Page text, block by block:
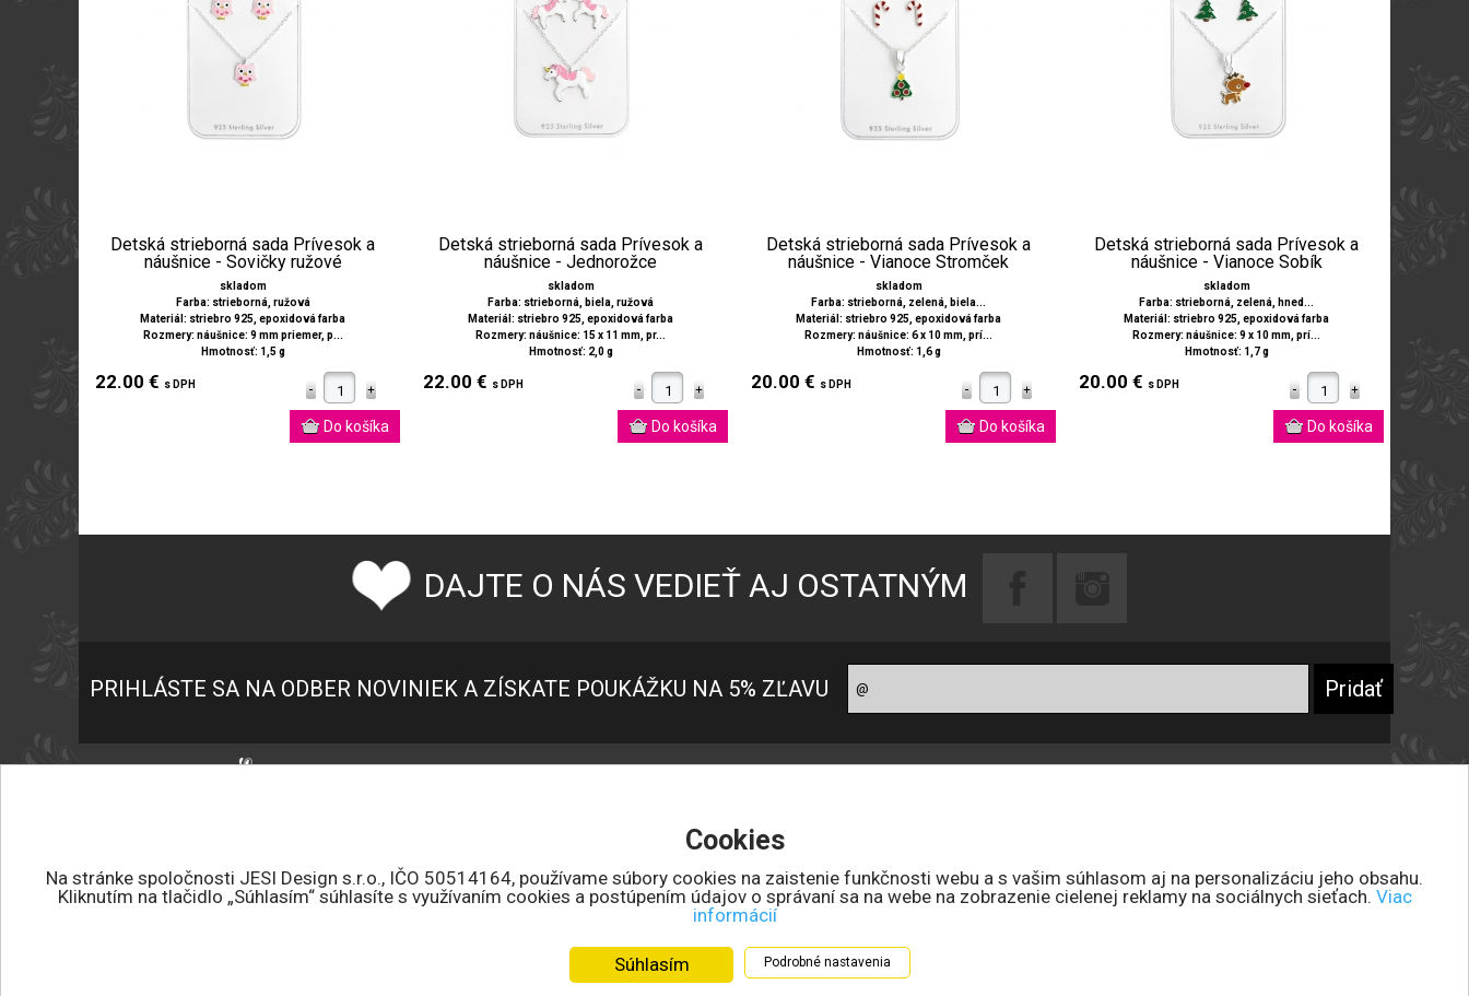
Cookies
Na stránke spoločnosti JESI Design s.r.o., IČO 50514164, používame súbory cookies na zaistenie funkčnosti webu a s vašim súhlasom aj na personalizáciu jeho obsahu.
Kliknutím na tlačidlo „Súhlasím“ súhlasíte s využívaním cookies a postúpením údajov o správaní sa na webe na zobrazenie cielenej reklamy na sociálnych sieťach. Viac
informácií
Súhlasím Podrobné nastavenia
Detská strieborná sada Prívesok a
náušnice - Sovičky ružové
skladom
Farba: strieborná, ružová
Materiál: striebro 925, epoxidová farba
Rozmery: náušnice: 9 mm priemer, p...
Hmotnosť: 1,5 g
22.00 € s DPH
Detská strieborná sada Prívesok a
náušnice - Jednorožce
skladom
Farba: strieborná, biela, ružová
Materiál: striebro 925, epoxidová farba
Rozmery: náušnice: 15 x 11 mm, pr...
Hmotnosť: 2,0 g
22.00 € s DPH
Detská strieborná sada Prívesok a
náušnice - Vianoce Stromček
skladom
Farba: strieborná, zelená, biela...
Materiál: striebro 925, epoxidová farba
Rozmery: náušnice: 6 x 10 mm, prí...
Hmotnosť: 1,6 g
20.00 € s DPH
Detská strieborná sada Prívesok a
náušnice - Vianoce Sobík
skladom
Farba: strieborná, zelená, hned...
Materiál: striebro 925, epoxidová farba
Rozmery: náušnice: 9 x 10 mm, prí...
Hmotnosť: 1,7 g
20.00 € s DPH
DAJTE O NÁS VEDIEŤ AJ OSTATNÝM
PRIHLÁSTE SA NA ODBER NOVINIEK A ZÍSKATE POUKÁŽKU NA 5% ZĽAVU
jesidesign@jesidesign.sk
Obchodné podmienky
Puncový úrad SR
Elektronicke odstúpenie od zmluvy
Možnosti platby
Doprava a ceny
Reklamačné podmienky
Reklamačný formulár
Návod na starostlivosť o peňaženky
Návod na starostlivosť o kabelky